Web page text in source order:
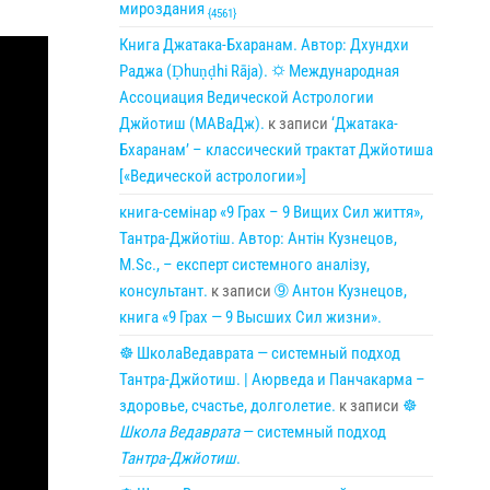
мироздания {4561}
Книга Джатака-Бхаранам. Автор: Дхундхи
Раджа (Ḍhuṇḍhi Rāja). 🌣 Международная
Ассоциация Ведической Астрологии
Джйотиш (МАВаДж). к записи ‘Джатака-
Бхаранам’ – классический трактат Джйотиша
[«Ведической астрологии»]
книга-семінар «9 Грах – 9 Вищих Сил життя»,
Тантра-Джйотіш. Автор: Антін Кузнецов,
M.Sc., – експерт системного аналізу,
консультант. к записи ➈ Антон Кузнецов,
книга «9 Грах — 9 Высших Сил жизни».
☸ ШколаВедаврата — системный подход
Тантра-Джйотиш. | Аюрведа и Панчакарма –
здоровье, счастье, долголетие. к записи ☸
Школа Ведаврата— системный подход
Тантра-Джйотиш.